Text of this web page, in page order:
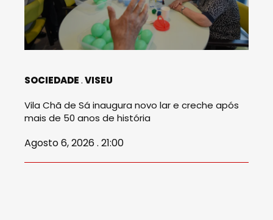
SOCIEDADE VISEU
Vila Chã de Sá inaugura novo lar e creche após
mais de 50 anos de história
Agosto 6, 2026 . 21:00